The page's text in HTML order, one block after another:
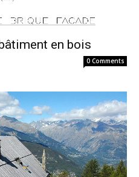
en bois
0 Comments